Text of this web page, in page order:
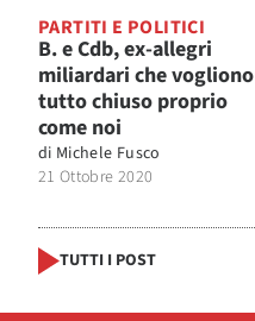
PARTITI E POLITICI
B. e Cdb, ex-allegri
miliardari che vogliono
tutto chiuso proprio
come noi
di Michele Fusco
21 Ottobre 2020
TUTTI I POST